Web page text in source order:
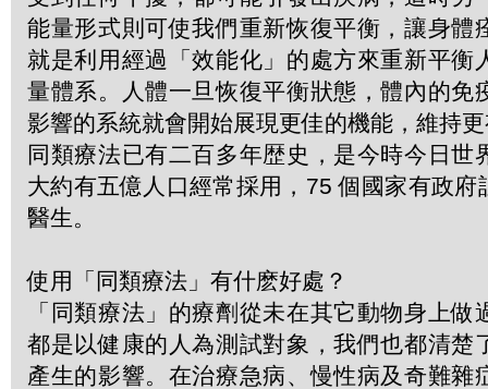
能量形式則可使我們重新恢復平衡，讓身體
就是利用經過「效能化」的處方來重新平衡
量體系。人體一旦恢復平衡狀態，體內的免
影響的系統就會開始展現更佳的機能，維持
同類療法已有二百多年歴史，是今時今日世
大約有五億人口經常採用，75 個國家有政府
醫生。
使用「同類療法」有什麽好處？
「同類療法」的療劑從未在其它動物身上做
都是以健康的人為測試對象，我們也都清楚
產生的影響。在治療急病、慢性病及奇難雜